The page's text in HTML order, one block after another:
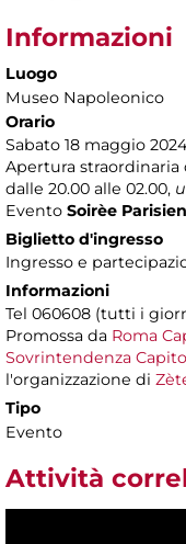
Informazioni
Luogo
Museo Napoleonico
Orario
Sabato 18 maggio 2024
Apertura
dalle 20.00 alle 02.00,
Evento Soirèe
Biglietto d'ingresso
Ingresso e
Informazioni
Tel 060608 (tutti i
Promossa da Roma
Sovrintendenza
l'organizzazione di
Tipo
Evento
Attività